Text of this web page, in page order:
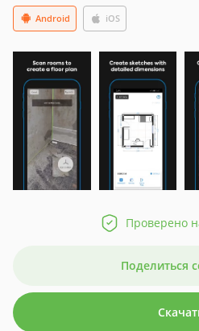
iOS
Android
Проверено
Поделиться